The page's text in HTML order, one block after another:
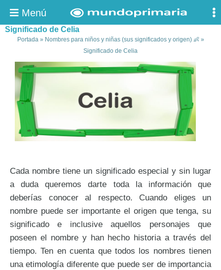
Menú
Significado de Celia
Portada» Nombres para niños y niñas (sus significados y origen) 👶»
Significado de Celia
Cada nombre tiene un significado especial y sin lugar
a duda queremos darte toda la información que
deberías conocer al respecto. Cuando eliges un
nombre puede ser importante el origen que tenga, su
significado e inclusive aquellos personajes que
poseen el nombre y han hecho historia a través del
tiempo. Ten en cuenta que todos los nombres tienen
una etimología diferente que puede ser de importancia